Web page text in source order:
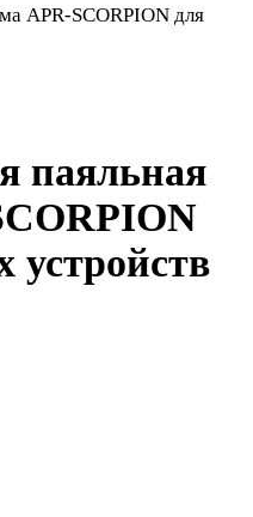
APR-SCORPION для
паяльная
устройств